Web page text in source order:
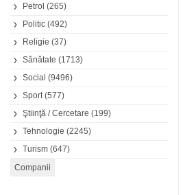
Petrol (265)
Politic (492)
Religie (37)
Sănătate (1713)
Social (9496)
Sport(577)
Ştiinţă / Cercetare (199)
Tehnologie (2245)
Turism (647)